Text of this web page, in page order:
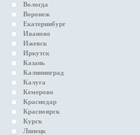
Вологда
Воронеж
Екатеринбург
Иваново
Ижевск
Иркутск
Казань
Калининград
Калуга
Кемерово
Краснодар
Красноярск
Курск
Липецк